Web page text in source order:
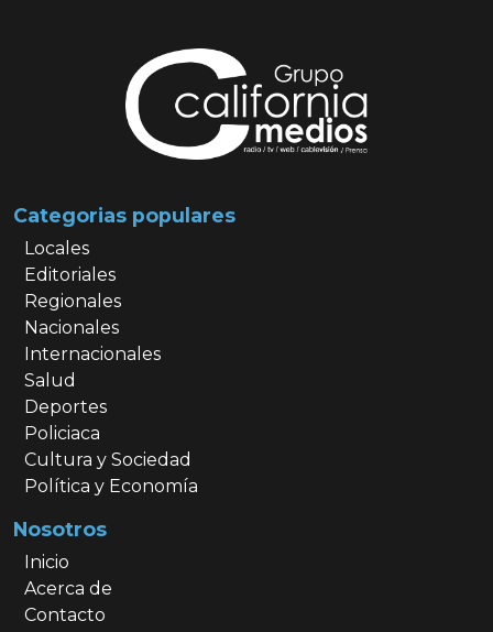
Categorias populares
Locales
Editoriales
Regionales
Nacionales
Internacionales
Salud
Deportes
Policiaca
Cultura y Sociedad
Política y Economía
Nosotros
Inicio
Acerca de
Contacto